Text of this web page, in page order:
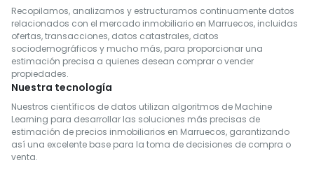
Recopilamos, analizamos y estructuramos continuamente datos
relacionados con el mercado inmobiliario en Marruecos, incluidas
ofertas, transacciones, datos catastrales, datos
sociodemográficos y mucho más, para proporcionar una
estimación precisa a quienes desean comprar o vender
propiedades.
Nuestra tecnología
Nuestros científicos de datos utilizan algoritmos de Machine
Learning para desarrollar las soluciones más precisas de
estimación de precios inmobiliarios en Marruecos, garantizando
así una excelente base para la toma de decisiones de compra o
venta.